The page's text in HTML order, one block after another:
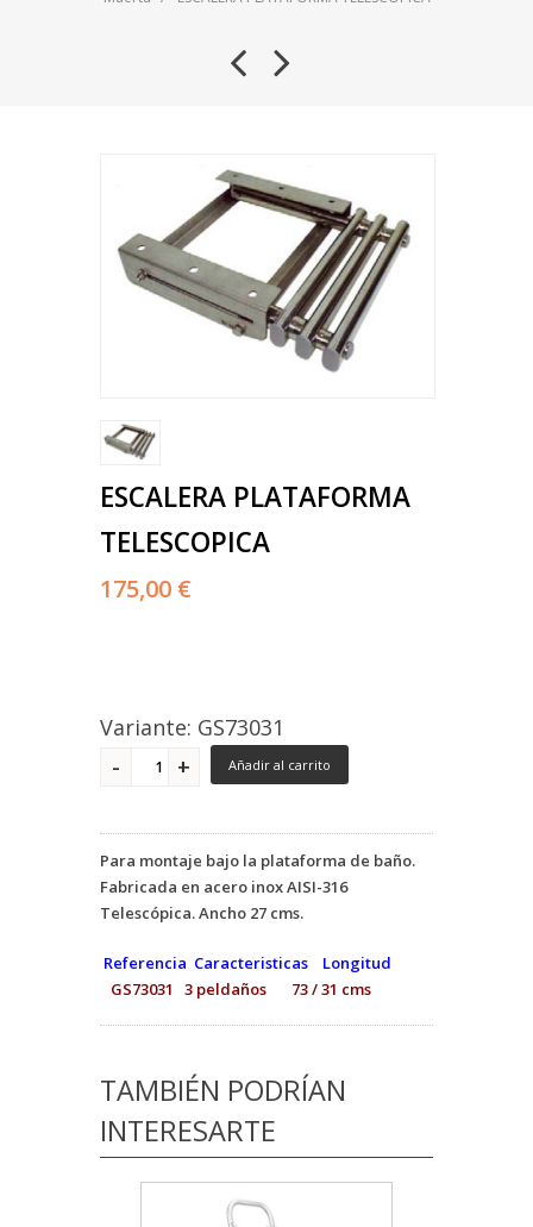
ESCALERA PLATAFORMA
TELESCOPICA
175,00 €
Variante: GS73031
Añadir al carrito
Para montaje bajo la plataforma de baño.
Fabricada en acero inox AISI-316
Telescópica. Ancho 27 cms.
Referencia Caracteristicas Longitud
GS73031 3 peldaños 73 / 31 cms
TAMBIÉN PODRÍAN
INTERESARTE